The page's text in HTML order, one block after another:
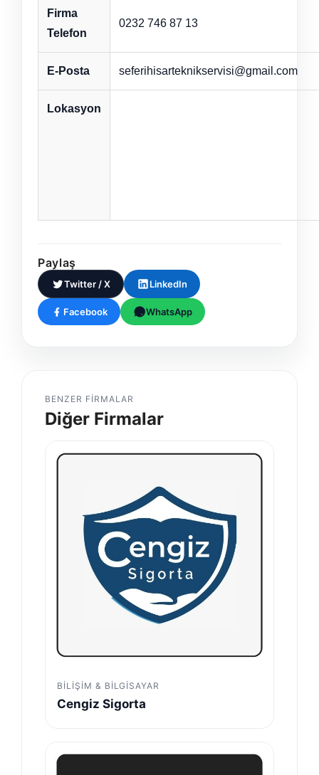
Firma
Telefon
0232 746 87 13
E-Posta seferihisarteknikservisi@gmail.com
Lokasyon
Paylaş
Twitter / X LinkedIn
Facebook WhatsApp
BENZER FIRMALAR
Diğer Firmalar
BILIŞIM & BILGISAYAR
Cengiz Sigorta